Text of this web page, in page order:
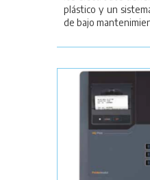
plástico y un
de bajo